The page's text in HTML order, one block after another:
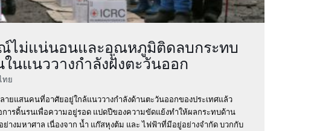
ไม่แน่นอนและอุณหภูมิติดลบกระทบ
ในแนววางกำลังฝั่งตะวันออก
ทย
ายแสนคนที่อาศัยอยู่ใกล้แนววางกำลังด้านตะวันออกของประเทศแล้ว
ารดิ้นรนเพื่อความอยู่รอด แปดปีของความขัดแย้งทำให้ผลกระทบด้าน
างมหาศาล เนื่องจาก น้ำ แก๊สหุงต้ม และ ไฟฟ้าที่มีอยู่อย่างจำกัด บวกกับ